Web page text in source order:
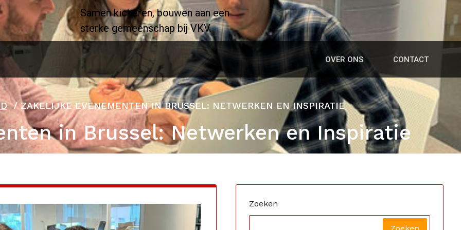
Samen kickeren, bouwen aan een
sterke gemeenschap bij VKV.
OVER ONS CONTACT
/ZAKELIJKE EVENEMENTEN IN BRUSSEL: NETWERKEN EN INSPIRATIE
in Brussel: Netwerken en Inspiratie
Zoeken